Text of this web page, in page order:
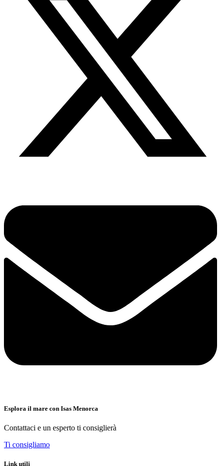
Esplora il mare con Isas Menorca
Contattaci e un esperto ti consiglierà
Ti consigliamo
Link utili